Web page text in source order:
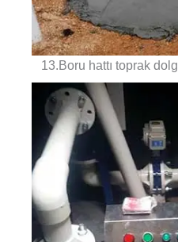
13.Boru hattı toprak